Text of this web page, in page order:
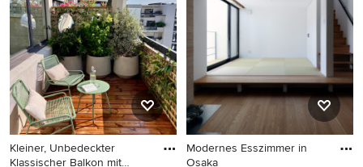
schwebendem Waschtisch in
Sonstige
Kleiner, Unbedeckter
Klassischer Balkon mit
Modernes Esszimmer in
Osaka